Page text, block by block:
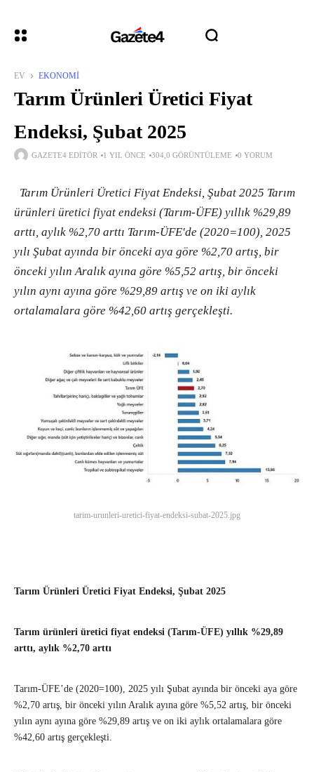
EV EKONOMI
Tarım Ürünleri Üretici Fiyat
Endeksi, Şubat 2025
GAZETE4 EDITÖR 1 YIL ÖNCE 304,0 GÖRÜNTÜLEME 0 YORUM
Tarım Ürünleri Üretici Fiyat Endeksi, Şubat 2025 Tarım
ürünleri üretici fiyat endeksi (Tarım-ÜFE) yıllık %29,89
arttı, aylık %2,70 arttı Tarım-ÜFE'de (2020=100), 2025
yılı Şubat ayında bir önceki aya göre %2,70 artış, bir
önceki yılın Aralık ayına göre %5,52 artış, bir önceki
yılın aynı ayına göre %29,89 artış ve on iki aylık
ortalamalara göre %42,60 artış gerçekleşti.
tarim-urunleri-uretici-fiyat-endeksi-subat-2025.jpg
Tarım Ürünleri Üretici Fiyat Endeksi, Şubat 2025
Tarım ürünleri üretici fiyat endeksi (Tarım-ÜFE) yıllık %29,89
arttı, aylık %2,70 arttı
Tarım-ÜFE’de (2020=100), 2025 yılı Şubat ayında bir önceki aya göre
%2,70 artış, bir önceki yılın Aralık ayına göre %5,52 artış, bir önceki
yılın aynı ayına göre %29,89 artış ve on iki aylık ortalamalara göre
%42,60 artış gerçekleşti.